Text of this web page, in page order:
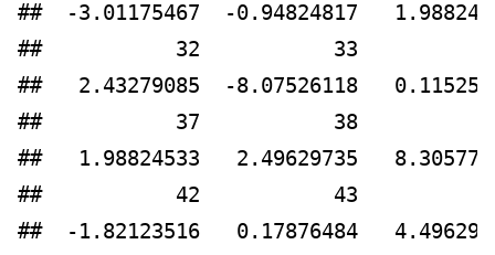
##  -3.01175467  -0.94824817
##           32           33
##   2.43279085  -8.07526118
##           37           38
##   1.98824533   2.49629735
##           42           43
##  -1.82123516   0.17876484